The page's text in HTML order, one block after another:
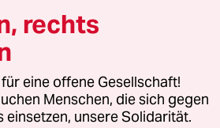
Vertriebs GmbH
rechtlichen Fragen oder für Genehmigungen
rechts
eine offene Gesellschaft!
Menschen, die sich gegen
einsetzen, unsere Solidarität.